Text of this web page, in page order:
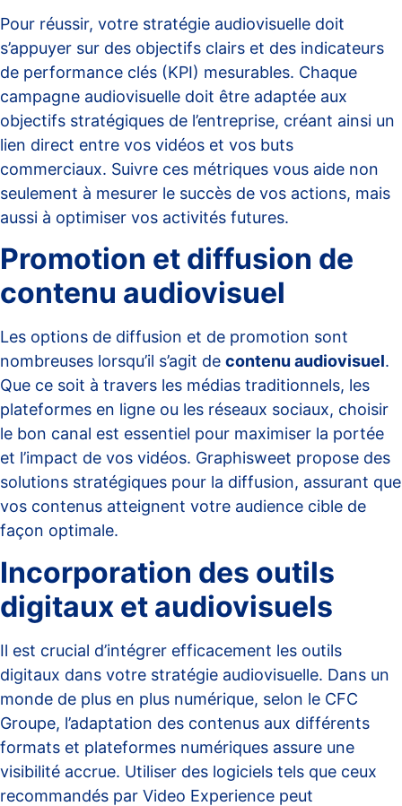
Pour réussir, votre stratégie audiovisuelle doit
s’appuyer sur des objectifs clairs et des indicateurs
de performance clés (KPI) mesurables. Chaque
campagne audiovisuelle doit être adaptée aux
objectifs stratégiques de l’entreprise, créant ainsi un
lien direct entre vos vidéos et vos buts
commerciaux. Suivre ces métriques vous aide non
seulement à mesurer le succès de vos actions, mais
aussi à optimiser vos activités futures.
Promotion et diffusion de
contenu audiovisuel
Les options de diffusion et de promotion sont
nombreuses lorsqu’il s’agit de contenu audiovisuel.
Que ce soit à travers les médias traditionnels, les
plateformes en ligne ou les réseaux sociaux, choisir
le bon canal est essentiel pour maximiser la portée
et l’impact de vos vidéos. Graphisweet propose des
solutions stratégiques pour la diffusion, assurant que
vos contenus atteignent votre audience cible de
façon optimale.
Incorporation des outils
digitaux et audiovisuels
Il est crucial d’intégrer efficacement les outils
digitaux dans votre stratégie audiovisuelle. Dans un
monde de plus en plus numérique, selon le CFC
Groupe, l’adaptation des contenus aux différents
formats et plateformes numériques assure une
visibilité accrue. Utiliser des logiciels tels que ceux
recommandés par Video Experience peut